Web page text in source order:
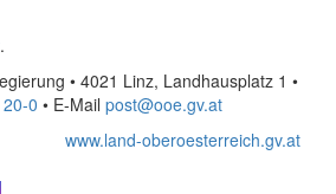
.
• 4021 Linz, Landhausplatz 1 •
0 • E-Mail post@ooe.gv.at
www.land-oberoesterreich.gv.at